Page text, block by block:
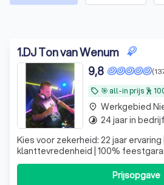
1.DJ Ton van Wenum
local_offer 🎯 all-in prijs 🕺
9,8
Kies voor zekerheid: 22 jaar ervaring
klanttevredenheid | 100%
gigs | 20 jaar vaste DJ op de
reviews op Trustoo, gemiddeld een
Prijsopgave
place Werkgebied
timelapse 24 jaar in bedrijf